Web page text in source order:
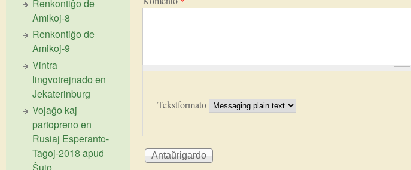
Tekstformato
Renkontiĝo de
Amikoj-8
Renkontiĝo de
Amikoj-9
Vintra
lingvotrejnado en
Jekaterinburg
Vojaĝo kaj
partopreno en
Rusiaj Esperanto-
Tagoj-2018 apud
Ŝujo